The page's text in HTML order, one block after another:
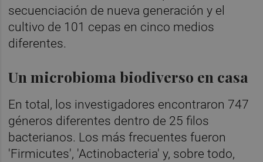
secuenciación de nueva generación y el
cultivo de 101 cepas en cinco medios
diferentes.
Un microbioma biodiverso en casa
En total, los investigadores encontraron 747
géneros diferentes dentro de 25 filos
bacterianos. Los más frecuentes fueron
'Firmicutes', 'Actinobacteria' y, sobre todo,